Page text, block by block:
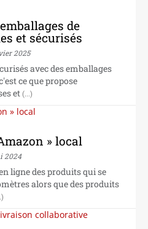
de
et sécurisés
2025
avec des emballages
ce que propose
et (...)
» local
2024
ligne des produits qui se
alors que des produits